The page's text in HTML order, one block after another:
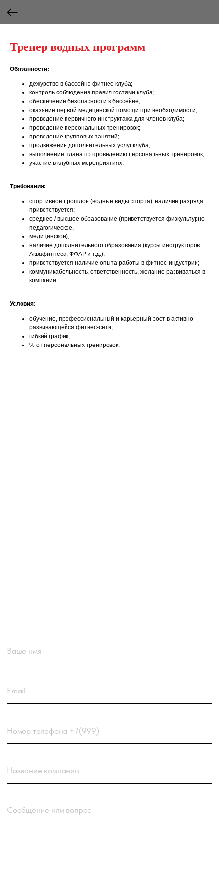
Тренер водных программ
Обязанности:
дежурство в бассейне фитнес-клуба;
контроль соблюдения правил гостями клуба;
обеспечение безопасности в бассейне;
оказание первой медицинской помощи при необходимости;
проведение первичного инструктажа для членов клуба;
проведение персональных тренировок;
проведение групповых занятий;
продвижение дополнительных услуг клуба;
выполнение плана по проведению персональных тренировок;
участие в клубных мероприятиях.
Требования:
спортивное прошлое (водные виды спорта), наличие разряда
приветствуется;
среднее / высшее образование (приветствуется физкультурно-
педагогическое,
медицинское);
наличие дополнительного образования (курсы инструкторов
Аквафитнеса, ФФАР и т.д.);
приветствуется наличие опыта работы в фитнес-индустрии;
коммуникабельность, ответственность, желание развиваться в
компании.
Условия:
обучение, профессиональный и карьерный рост в активно
развивающейся фитнес-сети;
гибкий график;
% от персональных тренировок.
Загрузить резюме
Choose a file
соглашаетесь
Политикой обработки персональных
данныхкомпании
Отправить заявку